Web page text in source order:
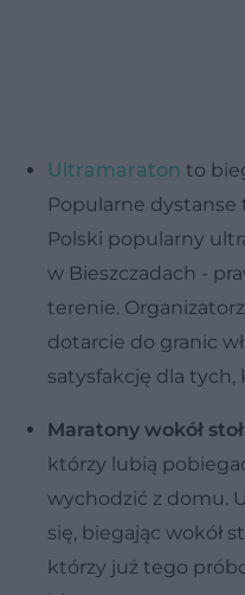
Ultramaraton to
Popularne dystanse
Polski popularny
w Bieszczadach -
terenie.
dotarcie do granic
satysfakcję dla
Maratony wokół
którzy lubią
wychodzić z domu.
się, biegając wokół
którzy już tego